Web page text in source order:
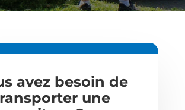
avez besoin de
une